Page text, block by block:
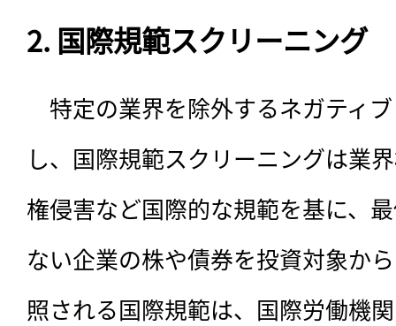
2. 国際規範スクリーニング
特定の業界を除外するネガティ
し、国際規範スクリーニングは業
権侵害など国際的な規範を基に、
ない企業の株や債券を投資対象か
照される国際規範は、国際労働機